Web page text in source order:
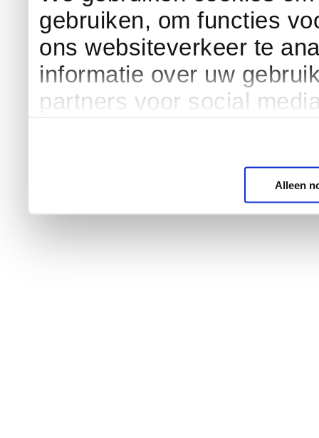
gebruiken, om functies
ons websiteverkeer te
informatie over uw
partners voor social
Alleen